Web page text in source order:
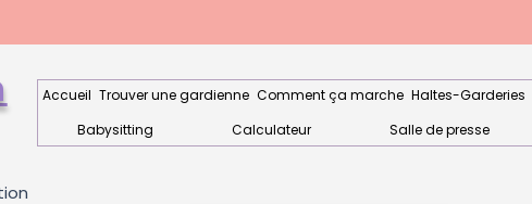
Accueil Trouver une gardienne Comment ça marche Haltes-Garderies
Babysitting
Calculateur Salle de presse